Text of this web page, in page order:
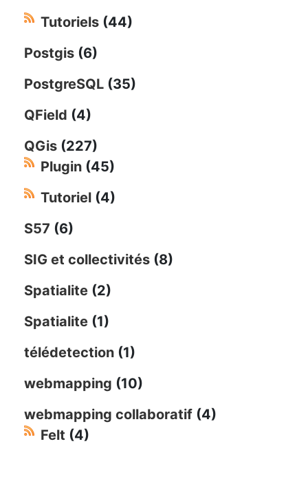
Tutoriels (44)
Postgis (6)
PostgreSQL (35)
QField (4)
QGis (227)
Plugin (45)
Tutoriel (4)
S57 (6)
SIG et collectivités (8)
Spatialite (2)
Spatialite (1)
télédetection (1)
webmapping (10)
webmapping collaboratif (4)
Felt (4)